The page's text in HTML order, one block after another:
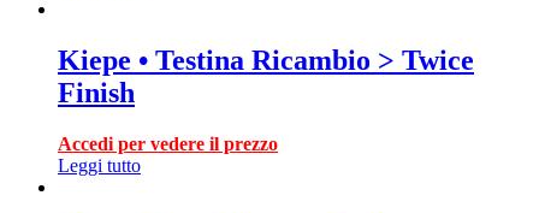
Kiepe • Testina Ricambio > Twice
Finish
Accedi per vedere il prezzo
Leggi tutto